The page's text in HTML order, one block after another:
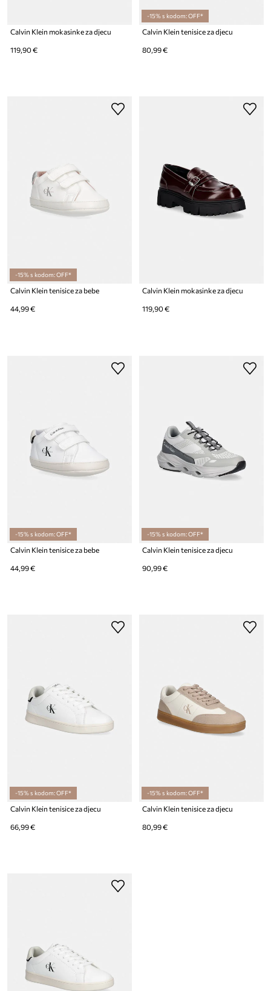
Calvin Klein mokasinke za djecu
119,90 €
-15% s kodom: OFF*
Calvin Klein tenisice za djecu
80,99 €
-15% s kodom: OFF*
Calvin Klein tenisice za bebe
44,99 €
Calvin Klein mokasinke za djecu
119,90 €
-15% s kodom: OFF*
Calvin Klein tenisice za bebe
44,99 €
-15% s kodom: OFF*
Calvin Klein tenisice za djecu
90,99 €
-15% s kodom: OFF*
Calvin Klein tenisice za djecu
66,99 €
-15% s kodom: OFF*
Calvin Klein tenisice za djecu
80,99 €